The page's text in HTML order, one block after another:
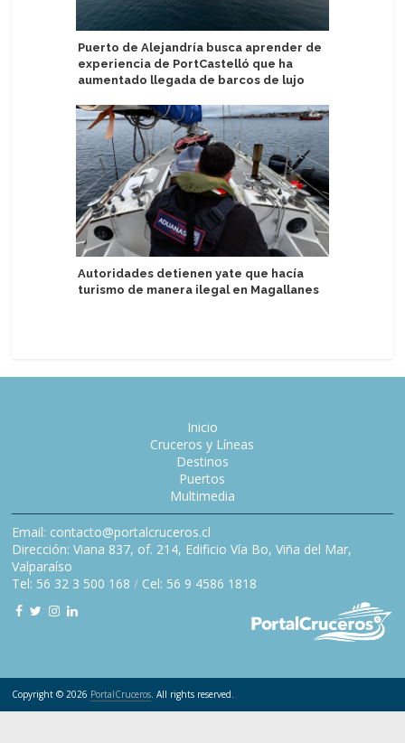
Puerto de Alejandría busca aprender de
experiencia de PortCastelló que ha
aumentado llegada de barcos de lujo
Autoridades detienen yate que hacía
turismo de manera ilegal en Magallanes
Inicio
Cruceros y Líneas
Destinos
Puertos
Multimedia
Email: contacto@portalcruceros.cl
Dirección: Viana 837, of. 214, Edificio Vía Bo, Viña del Mar,
Valparaíso
Tel: 56 32 3 500 168 / Cel: 56 9 4586 1818
Copyright © 2026 PortalCruceros. All rights reserved.